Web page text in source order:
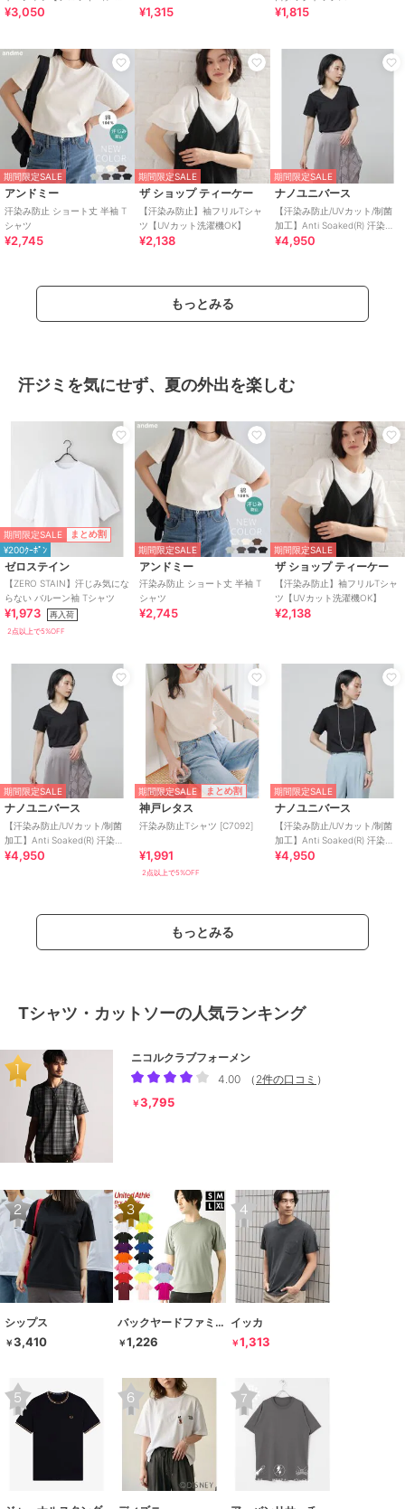
リック】
¥3,050 ¥1,315 ¥1,815
期間限定SALE
アンドミー
汗染み防止 ショート丈 半袖 T
シャツ
¥2,745
期間限定SALE
ザ ショップ ティーケー
【汗染み防止】袖フリルTシャ
ツ【UVカット洗濯機OK】
¥2,138
期間限定SALE
ナノユニバース
【汗染み防止/UVカット/制菌
加工】Anti Soaked(R) 汗染み
防止VネックTシャツ
¥4,950
もっとみる
汗ジミを気にせず、夏の外出を楽しむ
期間限定SALE まとめ割
¥200ｸｰﾎﾟﾝ
ゼロステイン
【ZERO STAIN】汗じみ気にな
らない バルーン袖 Tシャツ
¥1,973 再入荷
2点以上で5%OFF
期間限定SALE
アンドミー
汗染み防止 ショート丈 半袖 T
シャツ
¥2,745
期間限定SALE
ザ ショップ ティーケー
【汗染み防止】袖フリルTシャ
ツ【UVカット洗濯機OK】
¥2,138
期間限定SALE
ナノユニバース
【汗染み防止/UVカット/制菌
加工】Anti Soaked(R) 汗染み
防止VネックTシャツ
¥4,950
期間限定SALE まとめ割
神戸レタス
汗染み防止Tシャツ [C7092]
¥1,991
2点以上で5%OFF
期間限定SALE
ナノユニバース
【汗染み防止/UVカット/制菌
加工】Anti Soaked(R) 汗染み
防止クルーネックTシャツ
¥4,950
もっとみる
Tシャツ・カットソーの人気ランキング
ニコルクラブフォーメン
4.00
（ 2件の口コミ ）
￥3,795
シップス
￥3,410
バックヤードファミリー
￥1,226
イッカ
￥1,313